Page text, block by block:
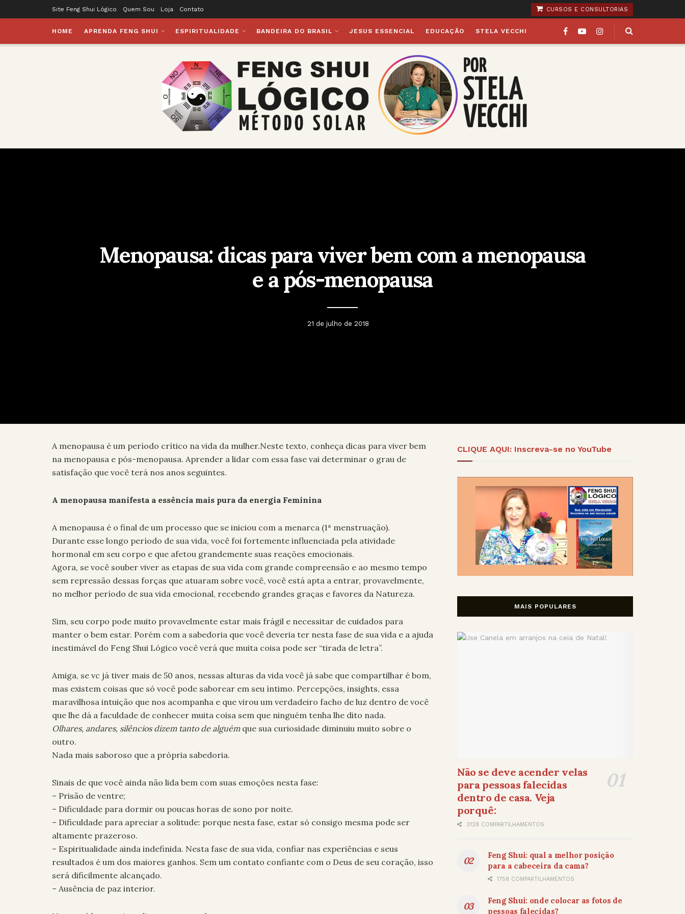
Site Feng Shui Lógico Quem Sou Loja Contato CURSOS E CONSULTORIAS
HOME APRENDA FENG SHUI ESPIRITUALIDADE BANDEIRA DO BRASIL JESUS ESSENCIAL EDUCAÇÃO STELA VECCHI
Menopausa: dicas para viver bem com a menopausa
e a pós-menopausa
21 de julho de 2018
A menopausa é um período crítico na vida da mulher.Neste texto, conheça dicas para viver bem
na menopausa e pós-menopausa. Aprender a lidar com essa fase vai determinar o grau de
satisfação que você terá nos anos seguintes.
A menopausa manifesta a essência mais pura da energia Feminina
A menopausa é o final de um processo que se iniciou com a menarca (1ª menstruação).
Durante esse longo período de sua vida, você foi fortemente influenciada pela atividade
hormonal em seu corpo e que afetou grandemente suas reações emocionais.
Agora, se você souber viver as etapas de sua vida com grande compreensão e ao mesmo tempo
sem repressão dessas forças que atuaram sobre você, você está apta a entrar, provavelmente,
no melhor período de sua vida emocional, recebendo grandes graças e favores da Natureza.
Sim, seu corpo pode muito provavelmente estar mais frágil e necessitar de cuidados para
manter o bem estar. Porém com a sabedoria que você deveria ter nesta fase de sua vida e a ajuda
inestimável do Feng Shui Lógico você verá que muita coisa pode ser “tirada de letra”.
Amiga, se vc já tiver mais de 50 anos, nessas alturas da vida você já sabe que compartilhar é bom,
mas existem coisas que só você pode saborear em seu íntimo. Percepções, insights, essa
maravilhosa intuição que nos acompanha e que virou um verdadeiro facho de luz dentro de você
que lhe dá a faculdade de conhecer muita coisa sem que ninguém tenha lhe dito nada.
Olhares, andares, silêncios dizem tanto de alguémque sua curiosidade diminuiu muito sobre o
outro.
Nada mais saboroso que a própria sabedoria.
Sinais de que você ainda não lida bem com suas emoções nesta fase:
– Prisão de ventre;
– Dificuldade para dormir ou poucas horas de sono por noite.
– Dificuldade para apreciar a solitude: porque nesta fase, estar só consigo mesma pode ser
altamente prazeroso.
– Espiritualidade ainda indefinida. Nesta fase de sua vida, confiar nas experiências e seus
resultados é um dos maiores ganhos. Sem um contato confiante com o Deus de seu coração, isso
será dificilmente alcançado.
– Ausência de paz interior.
CLIQUE AQUI: Inscreva-se no YouTube
MAIS POPULARES
Não se deve acender velas
para pessoas falecidas
dentro de casa. Veja
porquê:
3128 COMPARTILHAMENTOS
Feng Shui: qual a melhor posição
para a cabeceira da cama?
1758 COMPARTILHAMENTOS
Feng Shui: onde colocar as fotos de
pessoas falecidas?